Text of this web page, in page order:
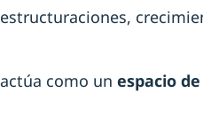
como un espacio